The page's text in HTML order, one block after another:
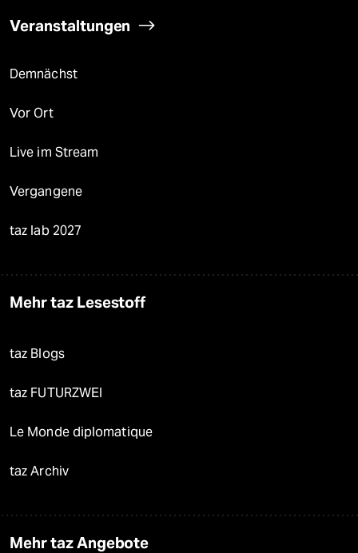
Veranstaltungen
Demnächst
Vor Ort
Live im Stream
Vergangene
taz lab 2027
Mehr taz Lesestoff
taz Blogs
taz FUTURZWEI
Le Monde diplomatique
taz Archiv
Mehr taz Angebote